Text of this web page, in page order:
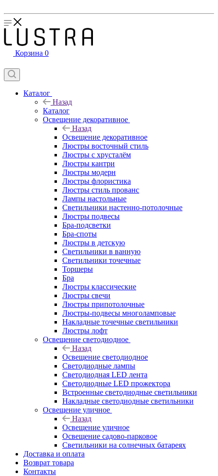
Корзина 0
Каталог
Назад
Каталог
Освещение декоративное
Назад
Освещение декоративное
Люстры восточный стиль
Люстры с хрусталём
Люстры кантри
Люстры модерн
Люстры флористика
Люстры стиль прованс
Лампы настольные
Светильники настенно-потолочные
Люстры подвесы
Бра-подсветки
Бра-споты
Люстры в детскую
Светильники в ванную
Светильники точечные
Торшеры
Бра
Люстры классические
Люстры свечи
Люстры припотолочные
Люстры-подвесы многоламповые
Накладные точечные светильники
Люстры лофт
Освещение светодиодное
Назад
Освещение светодиодное
Светодиодные лампы
Светодиодная LED лента
Светодиодные LED прожектора
Встроенные светодиодные светильники
Накладные светодиодные светильники
Освещение уличное
Назад
Освещение уличное
Освещение садово-парковое
Светильники на солнечных батареях
Доставка и оплата
Возврат товара
Контакты